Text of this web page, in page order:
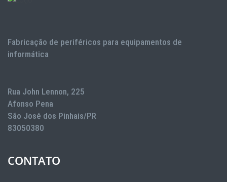
Fabricação de periféricos para equipamentos de
informática
Rua John Lennon, 225
Afonso Pena
São José dos Pinhais/PR
83050380
CONTATO